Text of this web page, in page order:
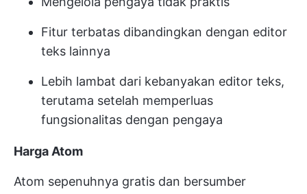
Fitur terbatas dibandingkan dengan editor
teks lainnya
Lebih lambat dari kebanyakan editor teks,
terutama setelah memperluas
fungsionalitas dengan pengaya
Harga Atom
Atom sepenuhnya gratis dan bersumber